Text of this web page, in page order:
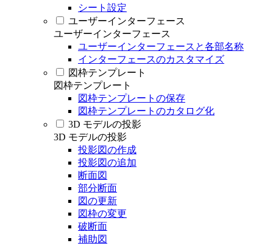
シート設定
ユーザーインターフェース
ユーザーインターフェース
ユーザーインターフェースと各部名称
インターフェースのカスタマイズ
図枠テンプレート
図枠テンプレート
図枠テンプレートの保存
図枠テンプレートのカタログ化
3D モデルの投影
3D モデルの投影
投影図の作成
投影図の追加
断面図
部分断面
図の更新
図枠の変更
破断面
補助図